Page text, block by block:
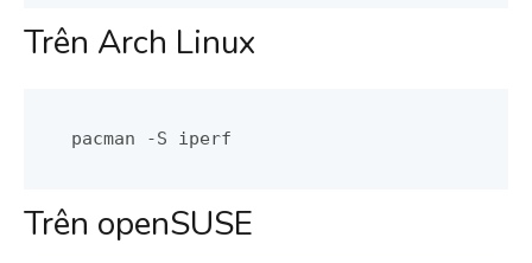
Trên Arch Linux
pacman -S iperf
Trên openSUSE